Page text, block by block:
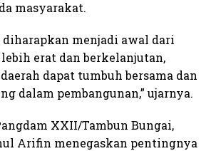
masyarakat.
menjadi awal dari
erat dan berkelanjutan,
dapat tumbuh bersama dan
dalam pembangunan,” ujarnya.
XXII/Tambun Bungai,
Arifin menegaskan pentingnya